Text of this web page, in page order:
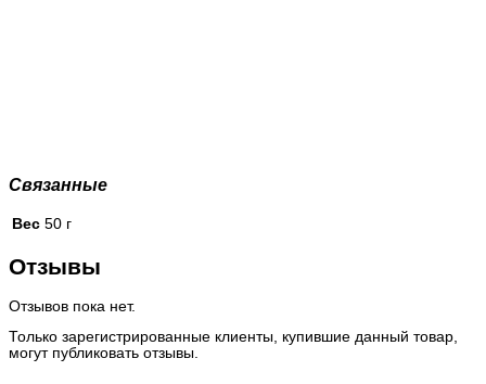
Связанные
Вес 50 г
Отзывы
Отзывов пока нет.
Только зарегистрированные клиенты, купившие данный товар,
могут публиковать отзывы.